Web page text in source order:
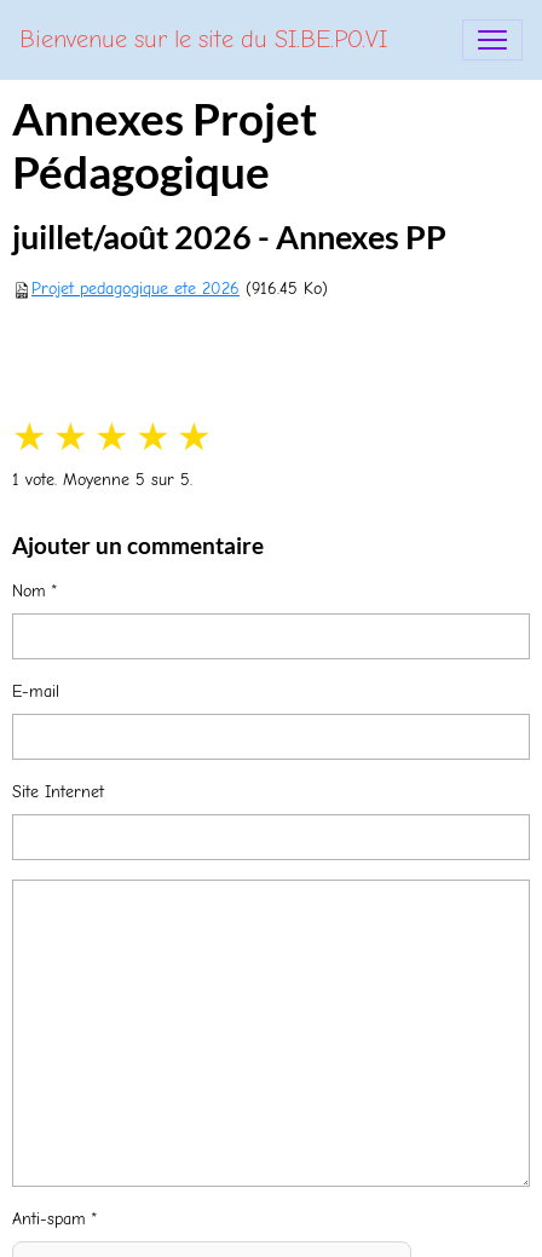
Bienvenue sur le site du SI.BE.PO.VI
Annexes Projet
Pédagogique
juillet/août 2026 - Annexes PP
Projet pedagogique ete 2026 (916.45 Ko)
★ ★ ★ ★ ★
1 vote. Moyenne 5 sur 5.
Ajouter un commentaire
Nom
E-mail
Site Internet
Anti-spam